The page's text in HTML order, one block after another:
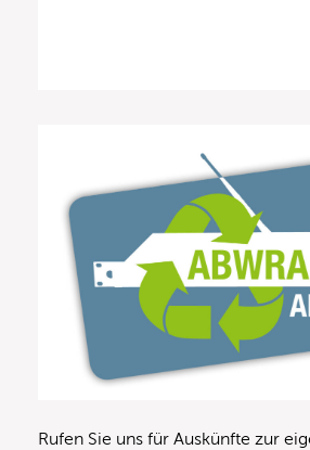
Rufen Sie uns für Auskünfte zur